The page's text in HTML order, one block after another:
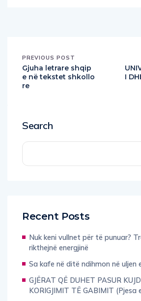
PREVIOUS POST
Gjuha letrare shqip
e në tekstet shkollo
re
I
Search
Recent Posts
Nuk keni vullnet për të punuar?
rikthejnë energjinë
Sa kafe në ditë ndihmon në uljen
GJËRAT QË DUHET PASUR
KORIGJIMIT TË GABIMIT (Pjesa